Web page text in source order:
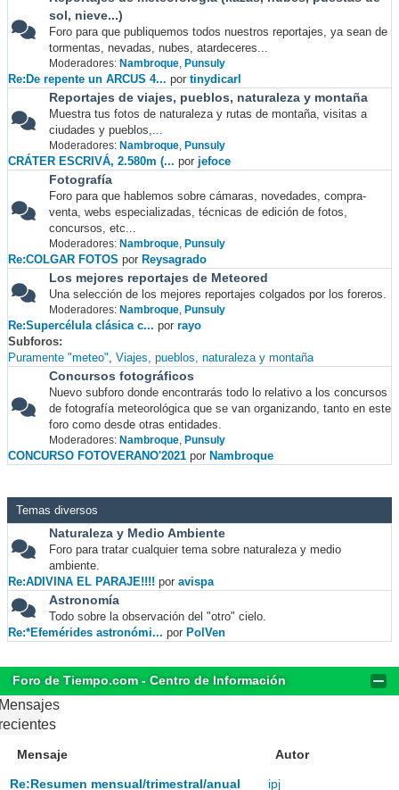
sol, nieve...)
Foro para que publiquemos todos nuestros reportajes, ya sean de
tormentas, nevadas, nubes, atardeceres...
Moderadores: Nambroque, Punsuly
Re:De repente un ARCUS 4... por tinydicarl
Reportajes de viajes, pueblos, naturaleza y montaña
Muestra tus fotos de naturaleza y rutas de montaña, visitas a
ciudades y pueblos,...
Moderadores: Nambroque, Punsuly
CRÁTER ESCRIVÁ, 2.580m (... por jefoce
Fotografía
Foro para que hablemos sobre cámaras, novedades, compra-
venta, webs especializadas, técnicas de edición de fotos,
concursos, etc...
Moderadores: Nambroque, Punsuly
Re:COLGAR FOTOS por Reysagrado
Los mejores reportajes de Meteored
Una selección de los mejores reportajes colgados por los foreros.
Moderadores: Nambroque, Punsuly
Re:Supercélula clásica c... por rayo
Subforos
Puramente "meteo" Viajes, pueblos, naturaleza y montaña
Concursos fotográficos
Nuevo subforo donde encontrarás todo lo relativo a los concursos
de fotografía meteorológica que se van organizando, tanto en este
foro como desde otras entidades.
Moderadores: Nambroque, Punsuly
CONCURSO FOTOVERANO'2021 por Nambroque
Temas diversos
Naturaleza y Medio Ambiente
Foro para tratar cualquier tema sobre naturaleza y medio
ambiente.
Re:ADIVINA EL PARAJE!!!! por avispa
Astronomía
Todo sobre la observación del "otro" cielo.
Re:*Efemérides astronómi... por PolVen
Foro de Tiempo.com - Centro de Información
Mensaje Autor
Re:Resumen mensual/trimestral/anual
ipj